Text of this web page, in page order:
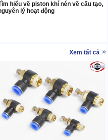
hiểu về piston khí nén về cấu tạo,
lý hoạt động
Xem tất cả